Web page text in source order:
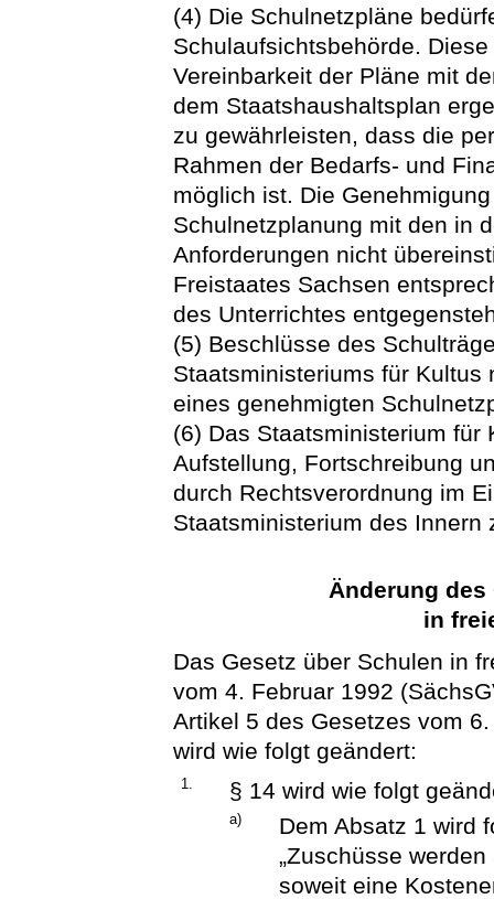
(4) Die Schulnetzpläne
Schulaufsichtsbehörde.
Vereinbarkeit der Pläne mit
dem Staatshaushaltsplan
zu gewährleisten, dass die
Rahmen der Bedarfs- und
möglich ist. Die
Schulnetzplanung mit den in
Anforderungen nicht
Freistaates Sachsen
des Unterrichtes
(5) Beschlüsse des
Staatsministeriums für Kultus
eines genehmigten
(6) Das Staatsministerium für
Aufstellung, Fortschreibung
durch Rechtsverordnung im
Staatsministerium des Innern
Änderung des
in
Das Gesetz über Schulen in
vom 4. Februar 1992
Artikel 5 des Gesetzes vom
wird wie folgt geändert:
1. § 14 wird wie folgt
a)
Dem Absatz 1 wird
„Zuschüsse
soweit eine